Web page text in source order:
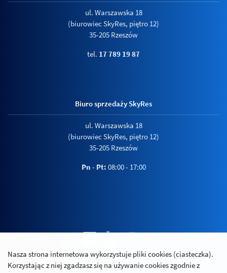
ul. Warszawska 18
(biurowiec SkyRes, piętro 12)
35-205 Rzeszów
tel. 17 789 19 87
Biuro sprzedaży SkyRes
ul. Warszawska 18
(biurowiec SkyRes, piętro 12)
35-205 Rzeszów
Pn - Pt: 08:00 - 17:00
Polityka prywatności
Relacje inwestorskie
Nasza strona internetowa wykorzystuje pliki cookies (ciasteczka).
Korzystając z niej zgadzasz się na używanie cookies zgodnie z